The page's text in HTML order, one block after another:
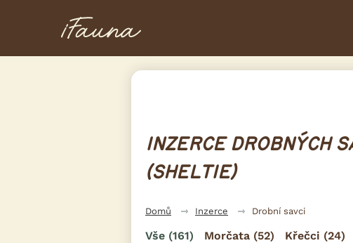
INZERCE DROBNÝCH
(SHELTIE)
Domů Inzerce Drobní savci
Vše (161) Morčata (52) Křečci (24)